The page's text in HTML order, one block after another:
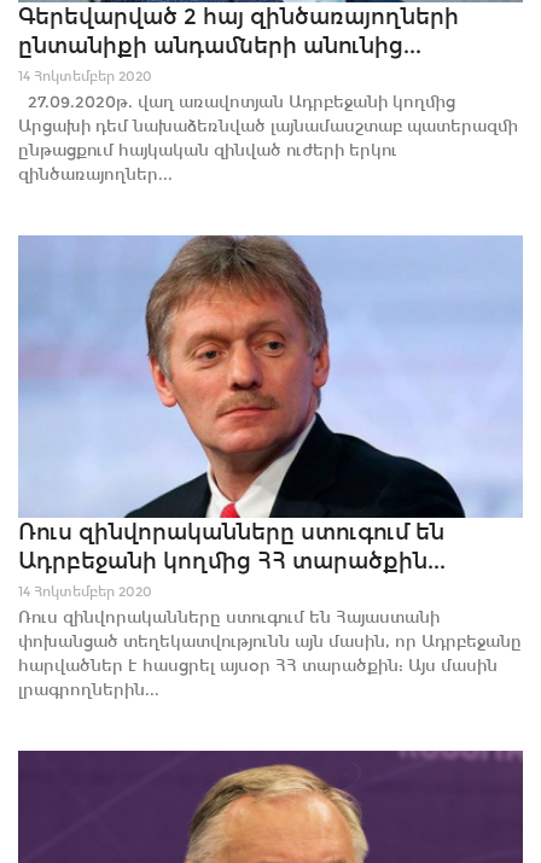
Գերեվարված 2 հայ զինծառայողների
ընտանիքի անդամների անունից...
14 Հոկտեմբեր 2020
27.09.2020թ. վաղ առավոտյան Ադրբեջանի կողմից
Արցախի դեմ նախաձեռնված լայնամասշտաբ պատերազմի
ընթացքում հայկական զինված ուժերի երկու
զինծառայողներ...
Ռուս զինվորականները ստուգում են
Ադրբեջանի կողմից ՀՀ տարածքին...
14 Հոկտեմբեր 2020
Ռուս զինվորականները ստուգում են Հայաստանի
փոխանցած տեղեկատվությունն այն մասին, որ Ադրբեջանը
հարվածներ է հասցրել այսօր ՀՀ տարածքին: Այս մասին
լրագրողներին...